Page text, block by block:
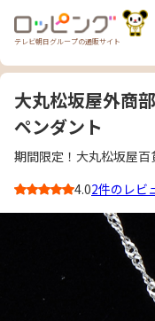
テレビ朝日グループの通販サイト
大丸松坂屋外商
ペンダント
期間限定！大丸松坂屋百
4.02件のレビ